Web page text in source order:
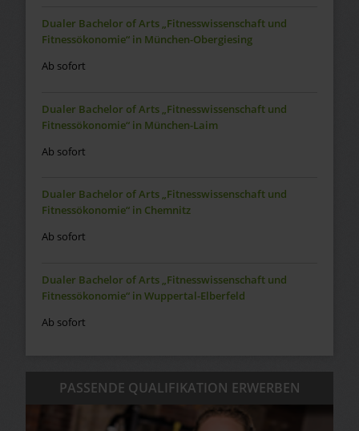
Dualer Bachelor of Arts „Fitnesswissenschaft und
Fitnessökonomie“ in München-Obergiesing
Ab sofort
Dualer Bachelor of Arts „Fitnesswissenschaft und
Fitnessökonomie“ in München-Laim
Ab sofort
Dualer Bachelor of Arts „Fitnesswissenschaft und
Fitnessökonomie“ in Chemnitz
Ab sofort
Dualer Bachelor of Arts „Fitnesswissenschaft und
Fitnessökonomie“ in Wuppertal-Elberfeld
Ab sofort
PASSENDE QUALIFIKATION ERWERBEN